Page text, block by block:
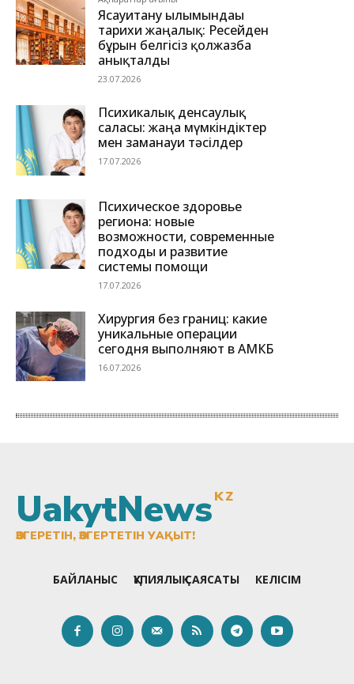
UakytNewsKZ
ӨЗГЕРЕТІН, ӨЗГЕРТЕТІН УАҚЫТ!
БАЙЛАНЫС ҚҰПИЯЛЫҚ САЯСАТЫ КЕЛІСІМ